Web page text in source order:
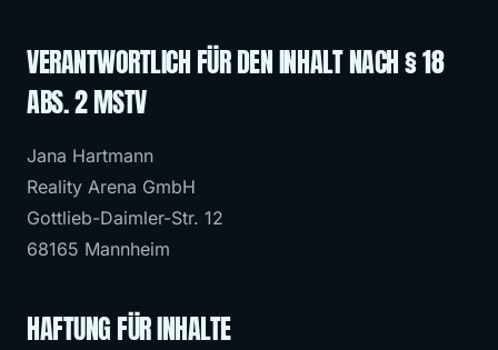
VERANTWORTLICH FÜR DEN INHALT NACH § 18
ABS. 2 MSTV
Jana Hartmann
Reality Arena GmbH
Gottlieb-Daimler-Str. 12
68165 Mannheim
HAFTUNG FÜR INHALTE